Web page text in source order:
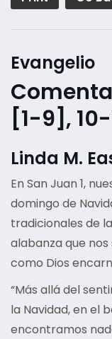
Evangelio
[1-9],
Linda M.
En San Juan 1,
domingo de
tradicionales de
alabanza que
como Dios
“Más allá del
la Navidad, en el
encontramos